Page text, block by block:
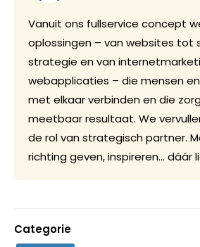
Vanuit ons fullservice concept
oplossingen – van websites tot
strategie en van
webapplicaties – die mensen
met elkaar verbinden en die
meetbaar resultaat. We
de rol van strategisch partner.
richting geven, inspireren… dáár
Categorie